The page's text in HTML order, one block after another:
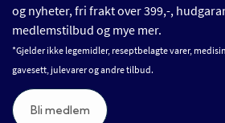
og nyheter, fri frakt over 399,-,
medlemstilbud og mye mer.
*Gjelder ikke legemidler, reseptbelagte varer,
gavesett, julevarer og andre tilbud.
Bli medlem